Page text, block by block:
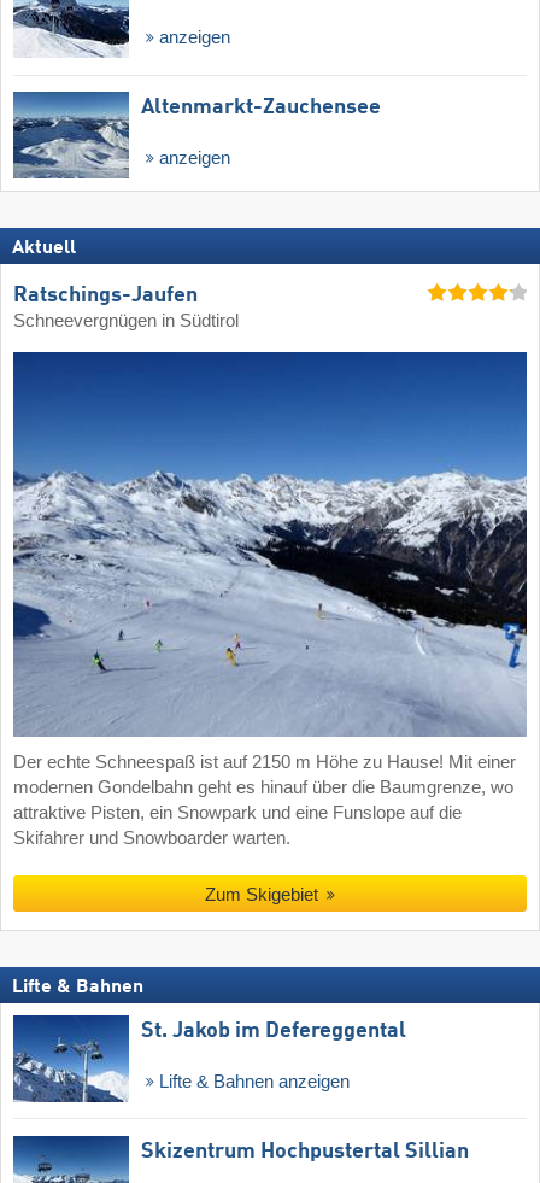
anzeigen
Altenmarkt-Zauchensee
anzeigen
Aktuell
Ratschings-Jaufen
Schneevergnügen in Südtirol
Der echte Schneespaß ist auf 2150 m Höhe zu Hause! Mit einer
modernen Gondelbahn geht es hinauf über die Baumgrenze, wo
attraktive Pisten, ein Snowpark und eine Funslope auf die
Skifahrer und Snowboarder warten.
Zum Skigebiet
Lifte & Bahnen
St. Jakob im Defereggental
Lifte & Bahnen anzeigen
Skizentrum Hochpustertal Sillian